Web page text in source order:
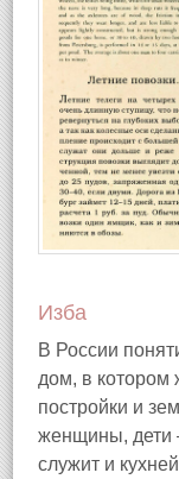
Изба
В России
дом, в котором
постройки и
женщины, дети
служит и